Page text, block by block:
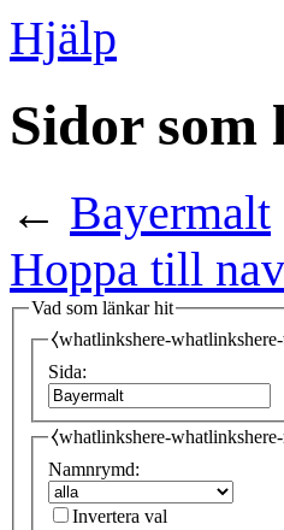
Hjälp
Sidor
← Bayermalt
Hoppa till
Vad som länkar hit
⧼whatlinkshere-
Sida:
⧼whatlinkshere-
Namnrymd:
Invertera val